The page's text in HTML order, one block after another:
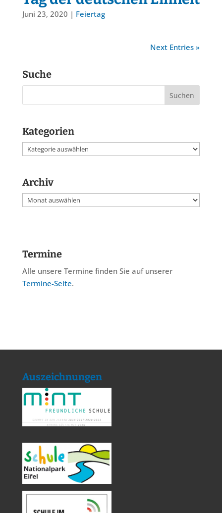
Juni 23, 2020 | Feiertag
Next Entries »
Suche
Kategorien
Kategorien
Archiv
Archiv
Termine
Alle unsere Termine finden Sie auf unserer
Termine-Seite.
Auszeichnungen